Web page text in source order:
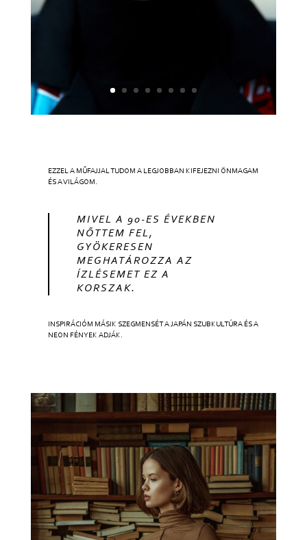
EZZEL A MŰFAJJAL TUDOM A LEGJOBBAN KIFEJEZNI ÖNMAGAM
ÉS A VILÁGOM.
MIVEL A 90-ES ÉVEKBEN
NŐTTEM FEL,
GYÖKERESEN
MEGHATÁROZZA AZ
ÍZLÉSEMET EZ A
KORSZAK.
INSPIRÁCIÓM MÁSIK SZEGMENSÉT A JAPÁN SZUBKULTÚRA ÉS A
NEON FÉNYEK ADJÁK.